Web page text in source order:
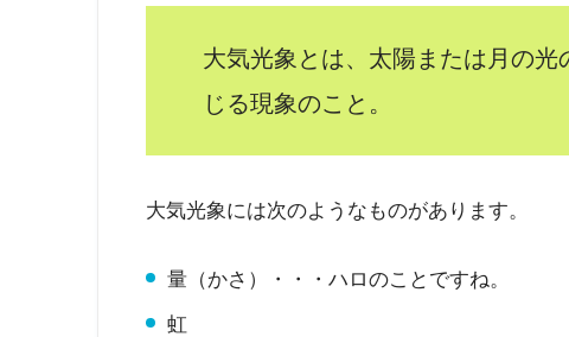
大気光象とは、太陽または月の
じる現象のこと。
大気光象には次のようなものがあります。
量（かさ）・・・ハロのことですね。
虹